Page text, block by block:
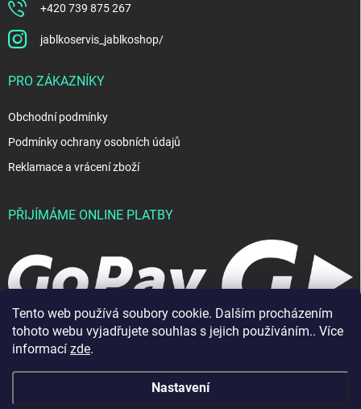
Tento web používá soubory cookie. Dalším procházením
tohoto webu vyjadřujete souhlas s jejich používáním.. Více
informací zde.
Nastavení
+420 739 875 267
jablkoservis_jablkoshop/
PRO ZÁKAZNÍKY
Obchodní podmínky
Podmínky ochrany osobních údajů
Reklamace a vrácení zboží
PŘIJÍMÁME ONLINE PLATBY
JablkoShop. Všechna práva vyhrazena.